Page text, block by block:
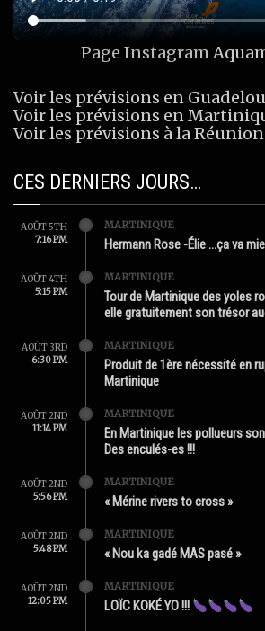
Page Instagram
Voir les prévisions en
Voir les prévisions en
Voir les prévisions à la Réunion
CES DERNIERS JOURS…
AOÛT 5TH
7:16 PM
MARTINIQUE
Hermann Rose -Élie …ça va
AOÛT 4TH
5:15 PM
MARTINIQUE
Tour de Martinique des yoles
elle gratuitement son trésor
AOÛT 3RD
6:30 PM
MARTINIQUE
Produit de 1ère nécessité en
Martinique
AOÛT 2ND
11:14 PM
MARTINIQUE
En Martinique les pollueurs
Des enculés-es !!!
AOÛT 2ND
5:56 PM
MARTINIQUE
« Mérine rivers to cross »
AOÛT 2ND
5:48 PM
MARTINIQUE
« Nou ka gadé MAS pasé »
AOÛT 2ND
12:05 PM
MARTINIQUE
LOÏC KOKÉ YO !!!